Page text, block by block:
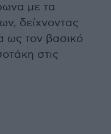
με τα
δείχνοντας
ως τον βασικό
στις